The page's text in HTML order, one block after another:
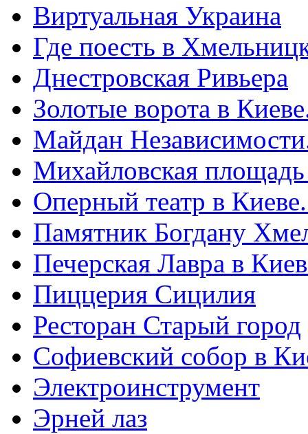
Виртуальная Украина
Где поесть в
Днестровская Ривьера
Золотые ворота в
Майдан
Михайловская
Оперный театр в
Памятник Богдану
Печерская Лавра в
Пиццерия Сицилия
Ресторан Старый город
Софиевский собор в
Электроинструмент
Эрней лаз